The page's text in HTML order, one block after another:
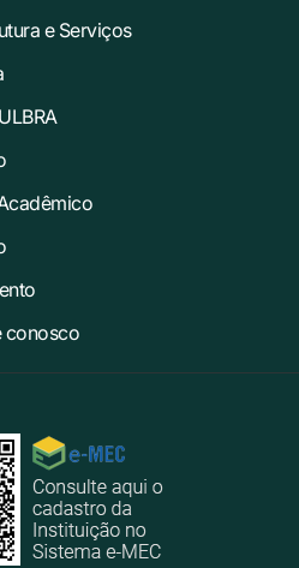
e Serviços
conosco